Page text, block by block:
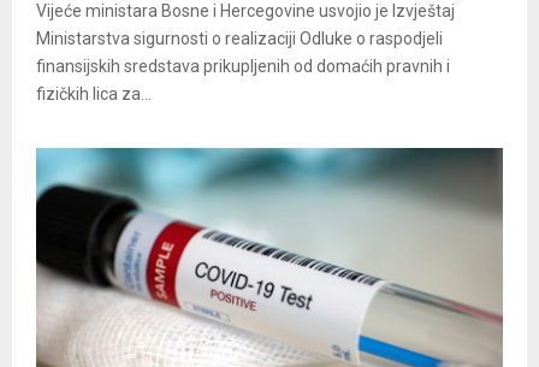
Vijeće ministara Bosne i Hercegovine usvojio je Izvještaj
Ministarstva sigurnosti o realizaciji Odluke o raspodjeli
finansijskih sredstava prikupljenih od domaćih pravnih i
fizičkih lica za...